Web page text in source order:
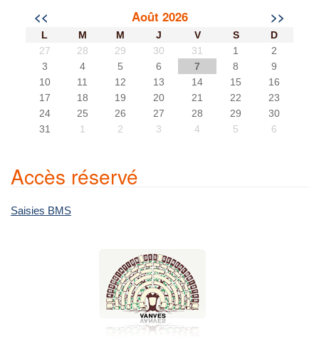
<< Août 2026 >>
L M M J V S
D
27
28 29 30 31 1
2
3
4 5 6 7 8
9
10
11 12 13 14 15
16
17
18 19 20 21 22
23
24
25 26 27 28 29
30
31
1 2 3 4 5 6
Accès réservé
Saisies BMS